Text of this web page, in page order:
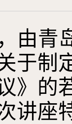
由青
于制
》的
讲座